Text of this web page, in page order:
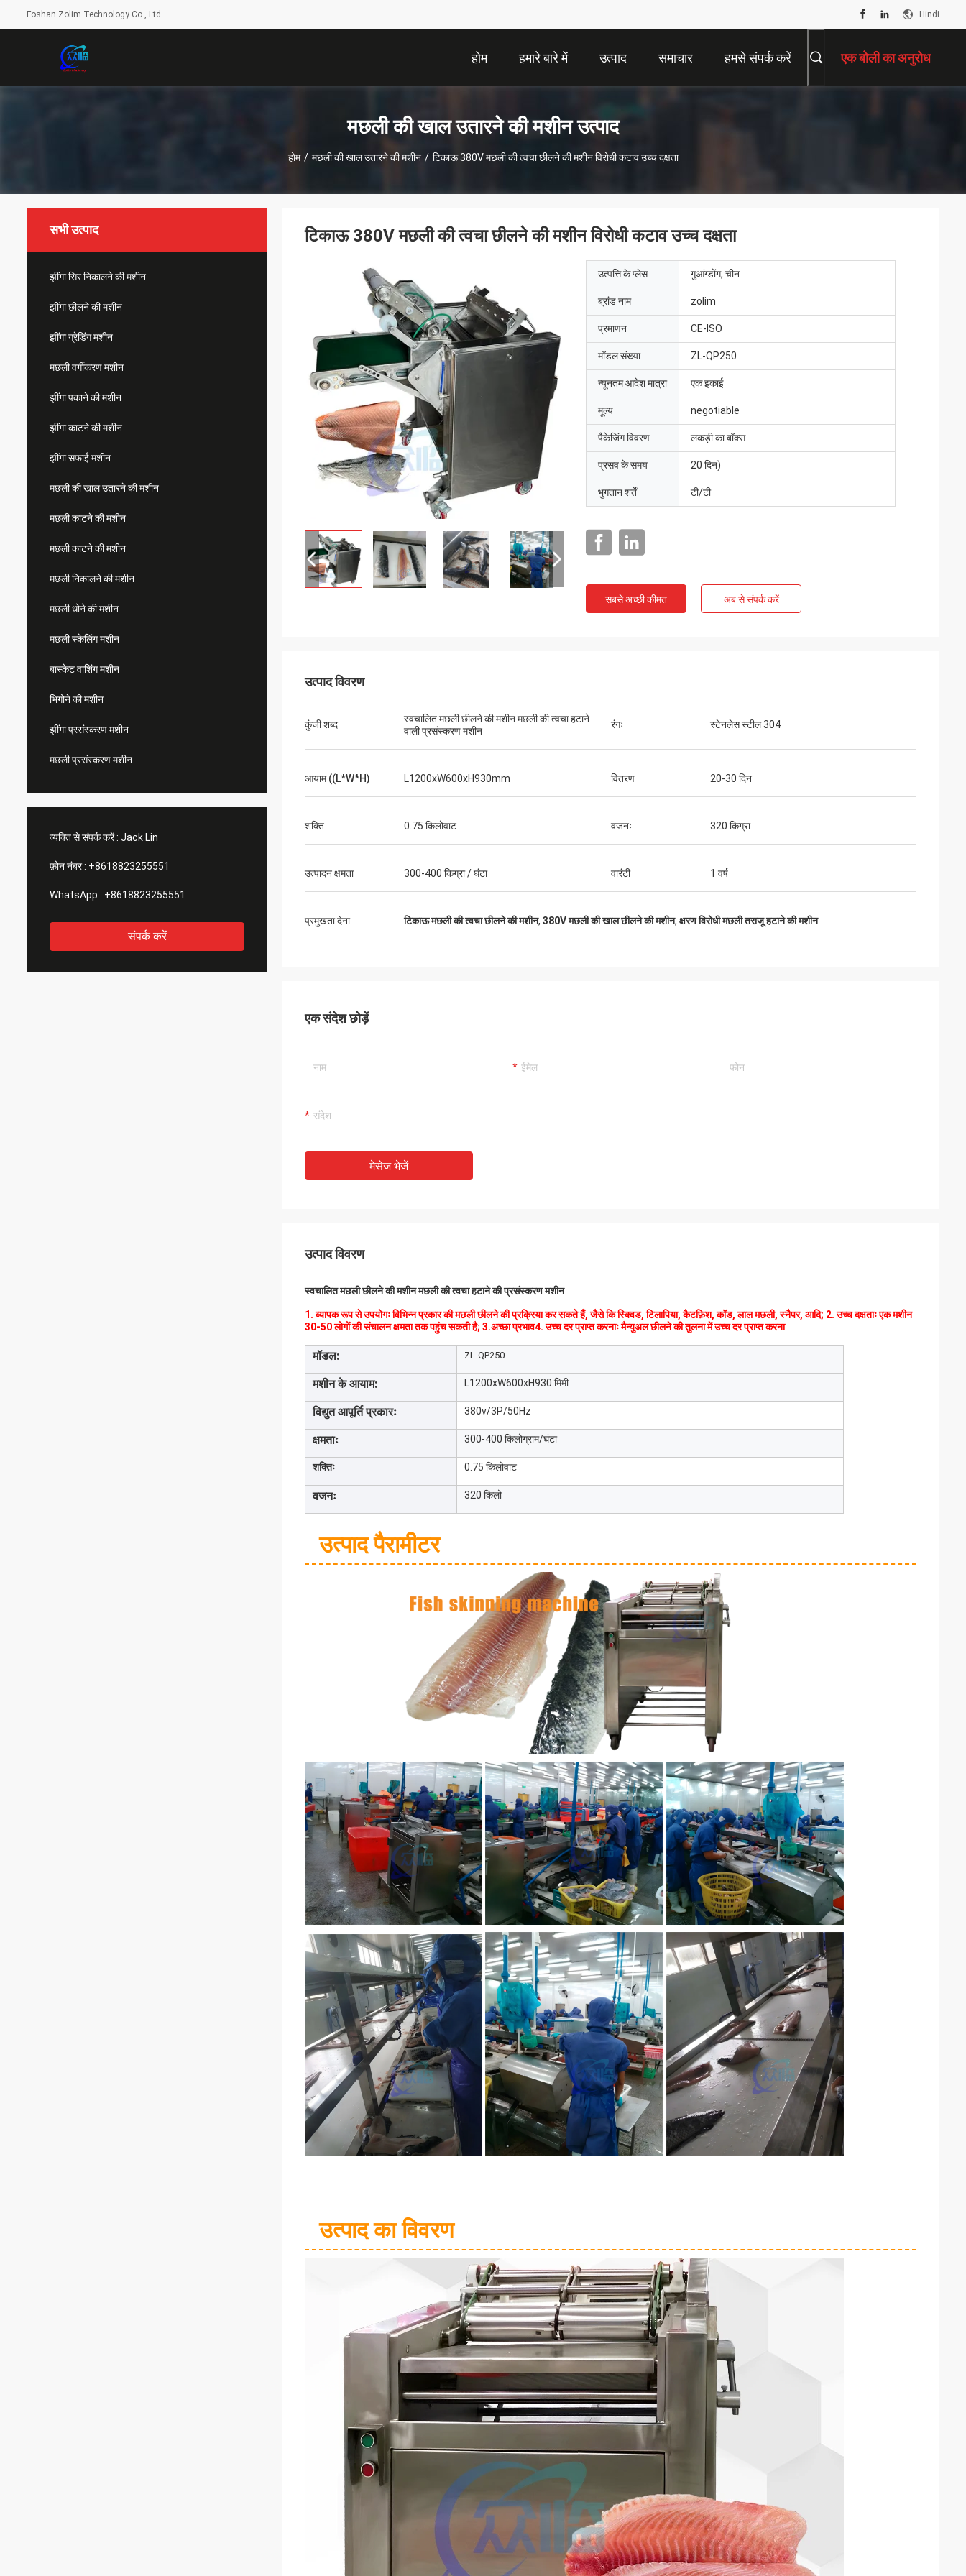
Foshan Zolim Technology Co., Ltd. Hindi
होम हमारे बारे में उत्पाद समाचार हमसे संपर्क करें एक बोली का अनुरोध
मछली की खाल उतारने की मशीन उत्पाद
होम / मछली की खाल उतारने की मशीन / टिकाऊ 380V मछली की त्वचा छीलने की मशीन विरोधी कटाव उच्च दक्षता
सभी उत्पाद
झींगा सिर निकालने की मशीन
झींगा छीलने की मशीन
झींगा ग्रेडिंग मशीन
मछली वर्गीकरण मशीन
झींगा पकाने की मशीन
झींगा काटने की मशीन
झींगा सफाई मशीन
मछली की खाल उतारने की मशीन
मछली काटने की मशीन
मछली काटने की मशीन
मछली निकालने की मशीन
मछली धोने की मशीन
मछली स्केलिंग मशीन
बास्केट वाशिंग मशीन
भिगोने की मशीन
झींगा प्रसंस्करण मशीन
मछली प्रसंस्करण मशीन
व्यक्ति से संपर्क करें : Jack Lin
फ़ोन नंबर : +8618823255551
WhatsApp : +8618823255551
संपर्क करें
टिकाऊ 380V मछली की त्वचा छीलने की मशीन विरोधी कटाव उच्च दक्षता
उत्पत्ति के प्लेस गुआंग्डोंग, चीन
ब्रांड नाम zolim
प्रमाणन CE-ISO
मॉडल संख्या ZL-QP250
न्यूनतम आदेश मात्रा एक इकाई
मूल्य negotiable
पैकेजिंग विवरण लकड़ी का बॉक्स
प्रसव के समय 20 दिन)
भुगतान शर्तें टी/टी
सबसे अच्छी कीमत अब से संपर्क करें
उत्पाद विवरण
कुंजी शब्द
स्वचालित मछली छीलने की मशीन मछली की त्वचा हटाने
वाली प्रसंस्करण मशीन
रंगः स्टेनलेस स्टील 304
आयाम ((L*W*H) L1200xW600xH930mm वितरण 20-30 दिन
शक्ति 0.75 किलोवाट वजनः 320 किग्रा
उत्पादन क्षमता 300-400 किग्रा / घंटा वारंटी 1 वर्ष
प्रमुखता देना टिकाऊ मछली की त्वचा छीलने की मशीन, 380V मछली की खाल छीलने की मशीन, क्षरण विरोधी मछली तराजू हटाने की मशीन
एक संदेश छोड़ें
मेसेज भेजें
उत्पाद विवरण
स्वचालित मछली छीलने की मशीन मछली की त्वचा हटाने की प्रसंस्करण मशीन
1. व्यापक रूप से उपयोगः विभिन्न प्रकार की मछली छीलने की प्रक्रिया कर सकते हैं, जैसे कि स्क्विड, टिलापिया, कैटफ़िश, कॉड, लाल मछली, स्नैपर, आदि; 2. उच्च दक्षताः एक मशीन
30-50 लोगों की संचालन क्षमता तक पहुंच सकती है; 3.अच्छा प्रभाव4. उच्च दर प्राप्त करनाः मैन्युअल छीलने की तुलना में उच्च दर प्राप्त करना
मॉडल: ZL-QP250
मशीन के आयाम: L1200xW600xH930 मिमी
विद्युत आपूर्ति प्रकारः 380v/3P/50Hz
क्षमताः 300-400 किलोग्राम/घंटा
शक्तिः 0.75 किलोवाट
वजनः 320 किलो
उत्पाद पैरामीटर
उत्पाद का विवरण